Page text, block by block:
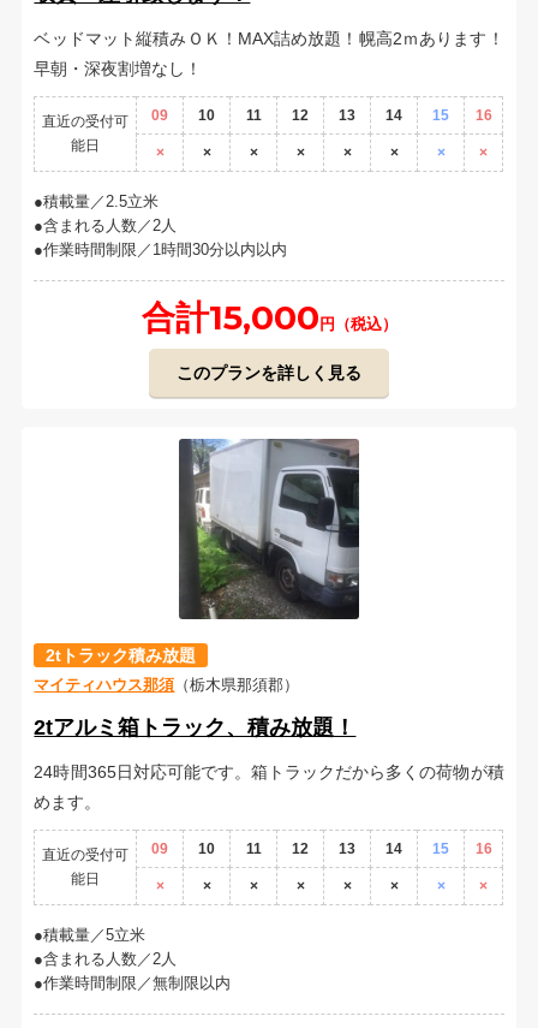
ベッドマット縦積みＯＫ！MAX詰め放題！幌高2ｍあります！
早朝・深夜割増なし！
直近の受付可
能日
09 10 11 12 13 14 15 16
× × × × × × × ×
積載量／2.5立米
含まれる人数／2人
作業時間制限／1時間30分以内以内
合計15,000 円（税込）
このプランを詳しく見る
2tトラック積み放題
マイティハウス那須 （栃木県那須郡）
2tアルミ箱トラック、積み放題！
24時間365日対応可能です。箱トラックだから多くの荷物が積
めます。
直近の受付可
能日
09 10 11 12 13 14 15 16
× × × × × × × ×
積載量／5立米
含まれる人数／2人
作業時間制限／無制限以内